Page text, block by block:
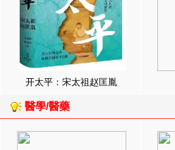
开太平：宋太祖赵匡胤
醫學/醫藥